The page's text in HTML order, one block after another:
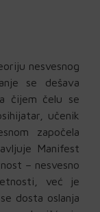
nesvesnog
se dešava
čijem čelu se
učenik
započela
Manifest
– nesvesno
već je
dosta oslanja